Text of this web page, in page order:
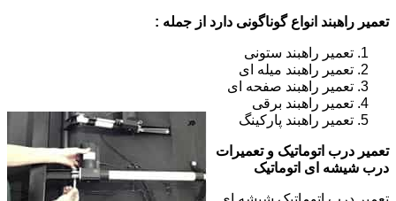
تعمیر راهبند انواع گوناگونی دارد از جمله :
تعمیر راهبند ستونی
تعمیر راهبند میله ای
تعمیر راهبند صفحه ای
تعمیر راهبند برقی
تعمیر راهبند پارکینگ
تعمیر درب اتوماتیک و تعمیرات
درب شیشه ای اتوماتیک